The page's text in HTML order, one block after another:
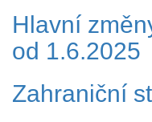
Hlavní
od 1.6.2025
Zahraniční